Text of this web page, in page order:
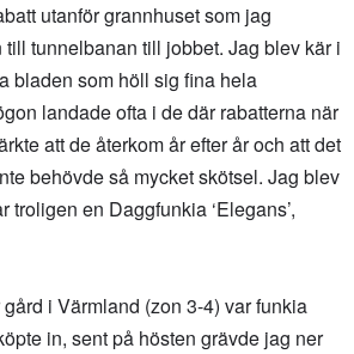
utanför grannhuset som jag
tunnelbanan till jobbet. Jag blev kär i
bladen som höll sig fina hela
landade ofta i de där rabatterna när
att de återkom år efter år och att det
behövde så mycket skötsel. Jag blev
troligen en Daggfunkia ‘Elegans’,
i Värmland (zon 3-4) var funkia
in, sent på hösten grävde jag ner